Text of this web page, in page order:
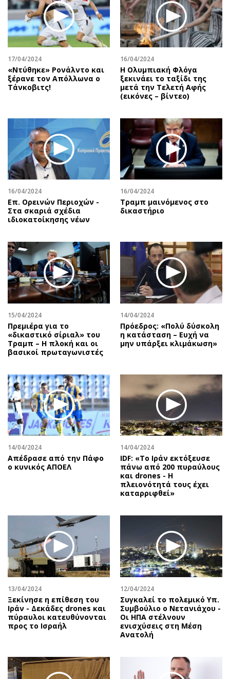
Ελλάδα
Κόσμος
Παράξενα
Πολιτισμός
Σινεμά
Θέατρο-Χορός
Μουσική
Χειρόγραφα
Συνταγές
Έξοδος
Media
Εκπομπές
Wine routes
Podcasts
Uncut
Προσωπικότητες στην ''Κ''
Επιστολές
17/04/2024
«Ντύθηκε» Ρονάλντο και
ξέρανε τον Απόλλωνα ο
Τάνκοβιτς!
16/04/2024
Η Ολυμπιακή Φλόγα
ξεκινάει το ταξίδι της
μετά την Τελετή Αφής
(εικόνες – βίντεο)
16/04/2024
Επ. Ορεινών Περιοχών -
Στα σκαριά σχέδια
ιδιοκατοίκησης νέων
16/04/2024
Τραμπ μαινόμενος στο
δικαστήριο
15/04/2024
Πρεμιέρα για το
«δικαστικό σίριαλ» του
Τραμπ – Η πλοκή και οι
βασικοί πρωταγωνιστές
14/04/2024
Πρόεδρος: «Πολύ δύσκολη
η κατάσταση – Ευχή να
μην υπάρξει κλιμάκωση»
14/04/2024
Απέδρασε από την Πάφο
ο κυνικός ΑΠΟΕΛ
14/04/2024
IDF: «Το Ιράν εκτόξευσε
πάνω από 200 πυραύλους
και drones - Η
πλειονότητά τους έχει
καταρριφθεί»
13/04/2024
Ξεκίνησε η επίθεση του
Ιράν - Δεκάδες drones και
πύραυλοι κατευθύνονται
προς το Ισραήλ
12/04/2024
Συγκαλεί το πολεμικό Υπ.
Συμβούλιο ο Νετανιάχου -
Οι ΗΠΑ στέλνουν
ενισχύσεις στη Μέση
Ανατολή